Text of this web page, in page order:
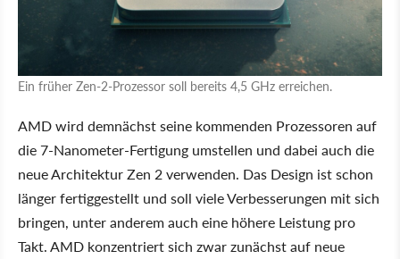
Ein früher Zen-2-Prozessor soll bereits 4,5 GHz erreichen.
AMD wird demnächst seine kommenden Prozessoren auf
die 7-Nanometer-Fertigung umstellen und dabei auch die
neue Architektur Zen 2 verwenden. Das Design ist schon
länger fertiggestellt und soll viele Verbesserungen mit sich
bringen, unter anderem auch eine höhere Leistung pro
Takt. AMD konzentriert sich zwar zunächst auf neue